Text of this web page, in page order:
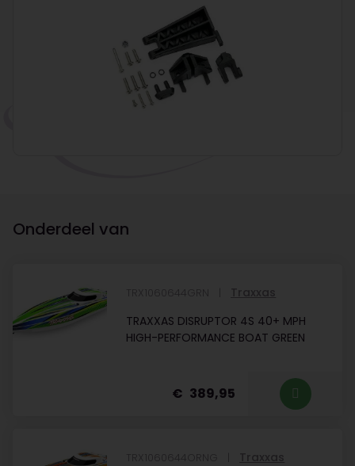
Onderdeel van
TRX1060644GRN
Traxxas
TRAXXAS DISRUPTOR 4S 40+ MPH
HIGH-PERFORMANCE BOAT GREEN
389,95
TRX1060644ORNG
Traxxas